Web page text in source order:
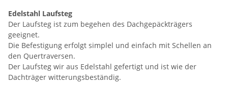
Edelstahl Laufsteg
Der Laufsteg ist zum begehen des Dachgepäckträgers
geeignet.
Die Befestigung erfolgt simplel und einfach mit Schellen an
den Quertraversen.
Der Laufsteg wir aus Edelstahl gefertigt und ist wie der
Dachträger witterungsbeständig.